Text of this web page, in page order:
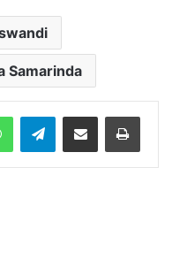
Samarinda
WhatsAppTelegramBagikan melalui Email Cetak